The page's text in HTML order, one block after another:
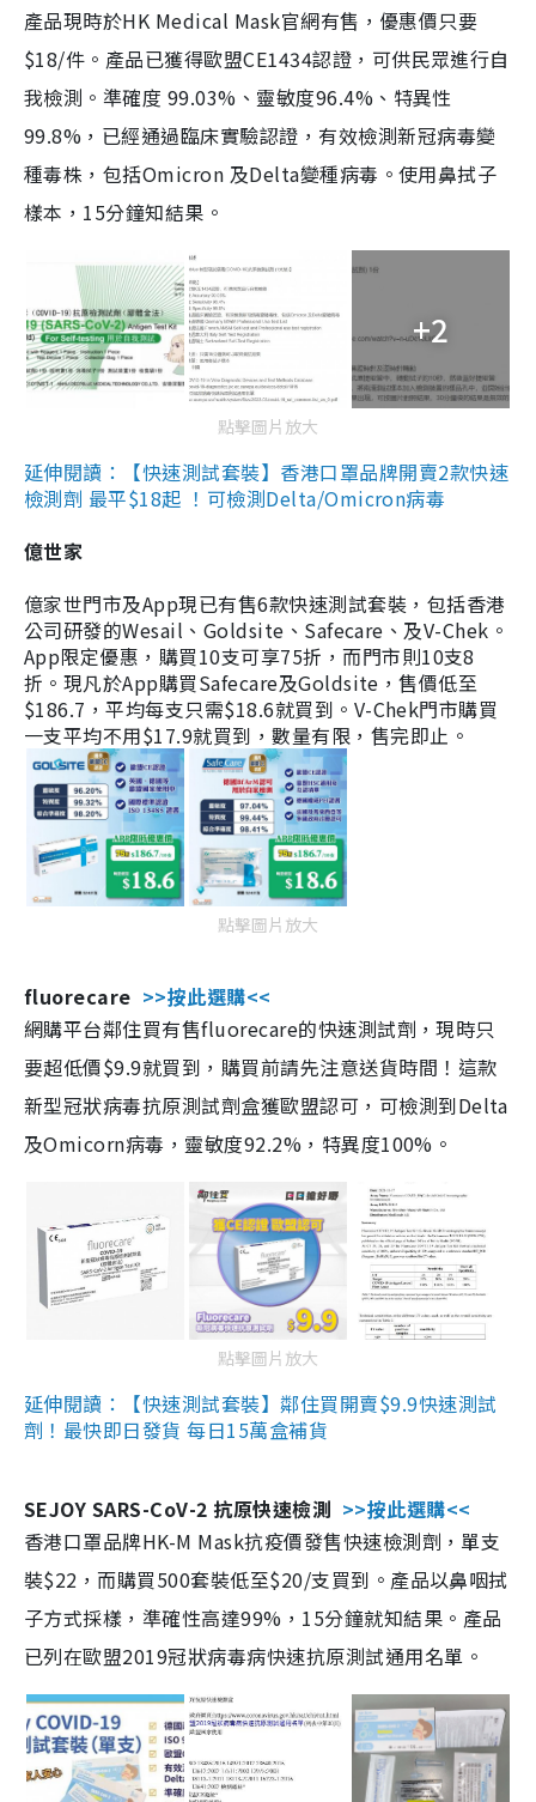
產品現時於HK Medical Mask官網有售，優惠價只要
$18/件。產品已獲得歐盟CE1434認證，可供民眾進行自
我檢測。準確度 99.03%、靈敏度96.4%、特異性
99.8%，已經通過臨床實驗認證，有效檢測新冠病毒變
種毒株，包括Omicron 及Delta變種病毒。使用鼻拭子
樣本，15分鐘知結果。
+2
點擊圖片放大
延伸閱讀：【快速測試套裝】香港口罩品牌開賣2款快速
檢測劑 最平$18起 ！可檢測Delta/Omicron病毒
億世家
億家世門市及App現已有售6款快速測試套裝，包括香港
公司研發的Wesail、Goldsite、Safecare、及V-Chek。
App限定優惠，購買10支可享75折，而門市則10支8
折。現凡於App購買Safecare及Goldsite，售價低至
$186.7，平均每支只需$18.6就買到。V-Chek門市購買
一支平均不用$17.9就買到，數量有限，售完即止。
點擊圖片放大
fluorecare >>按此選購<<
網購平台鄰住買有售fluorecare的快速測試劑，現時只
要超低價$9.9就買到，購買前請先注意送貨時間！這款
新型冠狀病毒抗原測試劑盒獲歐盟認可，可檢測到Delta
及Omicorn病毒，靈敏度92.2%，特異度100%。
點擊圖片放大
延伸閱讀：【快速測試套裝】鄰住買開賣$9.9快速測試
劑！最快即日發貨 每日15萬盒補貨
SEJOY SARS-CoV-2 抗原快速檢測 >>按此選購<<
香港口罩品牌HK-M Mask抗疫價發售快速檢測劑，單支
裝$22，而購買500套裝低至$20/支買到。產品以鼻咽拭
子方式採樣，準確性高達99%，15分鐘就知結果。產品
已列在歐盟2019冠狀病毒病快速抗原測試通用名單。